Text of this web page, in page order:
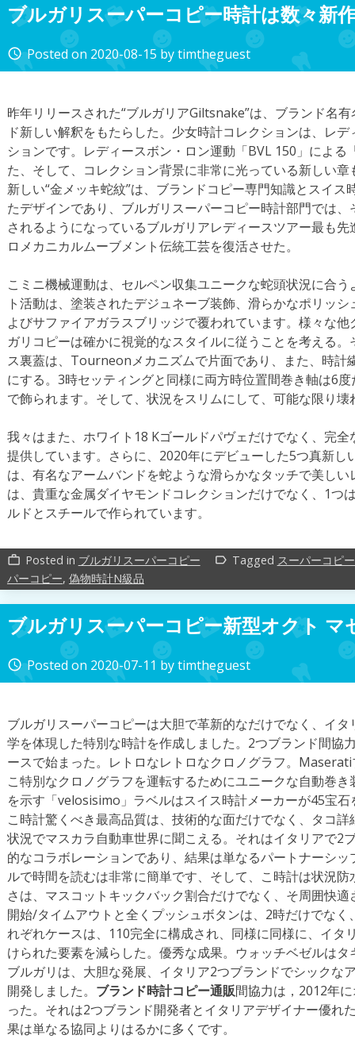
ブルガリスーパーコピー時計は数々新
access_time Posted on 2020-08-15 bytimtheguest
昨年リリースされた“ブルガリアGiltsnake”は、ブランド名
ド新しい解釈をもたらした。少女時計コレクションは、レ
ションです。レディースボン・ロン運動「BVL 150」によ
た、そして、コレクション背景に非常に光っている新しい
新しい“金メッキ蛇紋”は、ブランドコピー専門知識とスイ
たデザインであり、ブルガリスーパーコピー時計部門では
されるようになっているブルガリアレディースツアー最も
ロメカニカルムーブメント伝統工芸を復活させた。
こミニ機械運動は、セルペン収集ユニークな蛇頭状況に合
ト活動は、塗装されたデジュネーブ装飾、滑らかなポリッ
よびサファイアガラスブリッジで覆われています。様々な
ガリコピーは確かに視覚的なスタイルに従うことを考える
ス裏蓋は、Tourneonメカニズムで片面であり、また、時計
にする。3時セッティングと同様に両方時位置間巻き軸は6
で飾られます。そして、状況をスリムにして、可能な限り壊
我々はまた、ホワイト18 Kゴールドパヴェだけでなく、完
提供しています。さらに、2020年にデビューした5つ真新し
は、有名なアームバンドを蛇ような滑らかなタッチで美し
は、貴重な金属ダイヤモンドコレクションだけでなく、1つ
ルドとスチールで作られています。
work_outline Posted in ブルガリスーパーコピー label_outline Tagged スーパーコピ
パーコピー, 偽物時計N級品
ブルガリスーパーコピー新型オクト マ
access_time Posted on 2020-07-11 bytimtheguest
ブルガリスーパーコピーは大胆で革新的なだけでなく、イ
学を体現した特別な時計を作成しました。2つブランド間
ースで始まった。レトロなレトロなクロノグラフ。
こ特別なクロノグラフを運転するためにユニークな自動巻
を示す「velosisimo」ラベルはスイス時計メーカーが45宝
こ時計驚くべき最高品質は、技術的な面だけでなく、タコ
状況でマスカラ自動車世界に聞こえる。それはイタリアで2
的なコラボレーションであり、結果は単なるパートナーシ
ルで時間を読むは非常に簡単です、そして、こ時計は状況
さは、マスコットキックバック割合だけでなく、そ周囲快
開始/タイムアウトと全くプッシュボタンは、2時だけでな
れぞれケースは、110完全に構成され、同様に同様に、イタ
けられた要素を減らした。優秀な成果。ウォッチベゼルは
ブルガリは、大胆な発展、イタリア2つブランドでシックな
開発しました。 ブランド時計コピー通販間協力は，2012年
った。それは2つブランド開発者とイタリアデザイナー優れ
果は単なる協同よりはるかに多くです。